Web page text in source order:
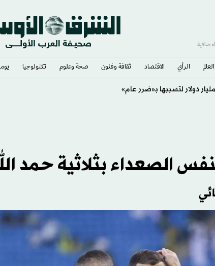
صافية
العالم الرأي الاقتصاد ثقافة وفنون صحة وعلوم تكنولوجيا
الصعداء بثلاثية حمد